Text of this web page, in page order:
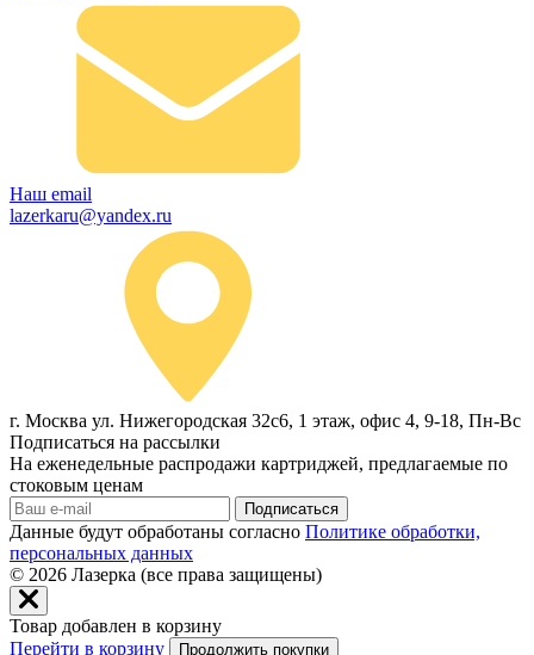
Наш email
lazerkaru@yandex.ru
г. Москва ул. Нижегородская 32с6, 1 этаж, офис 4, 9-18, Пн-Вс
Подписаться на рассылки
На еженедельные распродажи картриджей, предлагаемые по
стоковым ценам
Подписаться
Данные будут обработаны согласно Политике обработки,
персональных данных
© 2026 Лазерка (все права защищены)
Товар добавлен в корзину
Перейти в корзину
Продолжить покупки